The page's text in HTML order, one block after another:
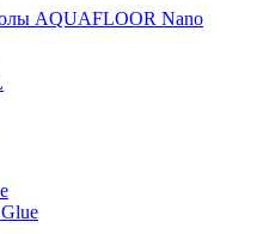
AQUAFLOOR Nano